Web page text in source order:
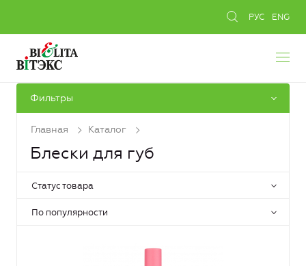
РУС ENG
Фильтры
Главная Каталог
Блески для губ
Статус товара
По популярности